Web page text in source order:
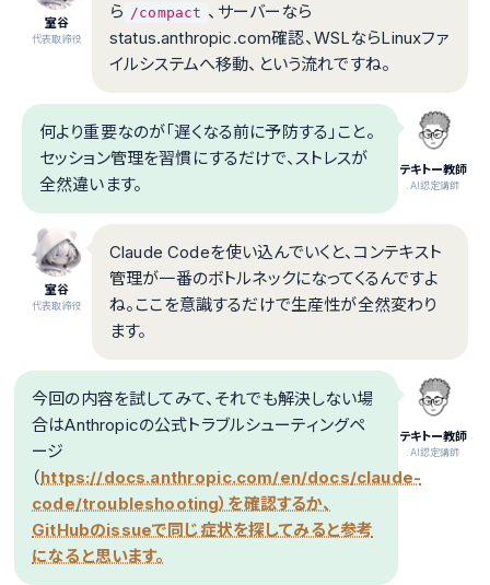
室谷
代表取締役
ら /compact 、サーバーなら
status.anthropic.com確認、WSLならLinuxファ
イルシステムへ移動、という流れですね。
テキトー教師
.AI認定講師
何より重要なのが「遅くなる前に予防する」こと。
セッション管理を習慣にするだけで、ストレスが
全然違います。
室谷
代表取締役
Claude Codeを使い込んでいくと、コンテキスト
管理が一番のボトルネックになってくるんですよ
ね。ここを意識するだけで生産性が全然変わり
ます。
テキトー教師
.AI認定講師
今回の内容を試してみて、それでも解決しない場
合はAnthropicの公式トラブルシューティングペ
ージ
（https://docs.anthropic.com/en/docs/claude-
code/troubleshooting）を確認するか、
GitHubのissueで同じ症状を探してみると参考
になると思います。